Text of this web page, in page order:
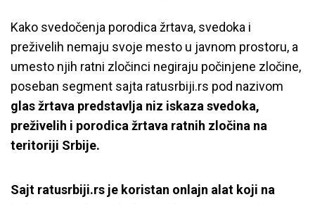
Kako svedočenja porodica žrtava, svedoka i
preživelih nemaju svoje mesto u javnom prostoru, a
umesto njih ratni zločinci negiraju počinjene zločine,
poseban segment sajta ratusrbiji.rs pod nazivom
glas žrtava predstavlja niz iskaza svedoka,
preživelih i porodica žrtava ratnih zločina na
teritoriji Srbije.
Sajt ratusrbiji.rs je koristan onlajn alat koji na